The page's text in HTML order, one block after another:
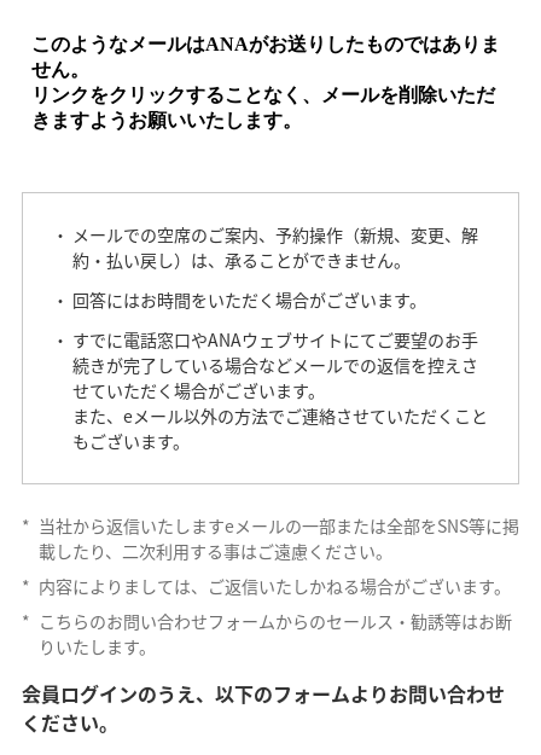
メールでの空席のご案内、予約操作（新規、変更、解
約・払い戻し）は、承ることができません。
回答にはお時間をいただく場合がございます。
すでに電話窓口やANAウェブサイトにてご要望のお手
続きが完了している場合などメールでの返信を控えさ
せていただく場合がございます。
また、eメール以外の方法でご連絡させていただくこと
もございます。
* 当社から返信いたしますeメールの一部または全部をSNS等に掲
載したり、二次利用する事はご遠慮ください。
* 内容によりましては、ご返信いたしかねる場合がございます。
* こちらのお問い合わせフォームからのセールス・勧誘等はお断
りいたします。
会員ログインのうえ、以下のフォームよりお問い合わせ
ください。